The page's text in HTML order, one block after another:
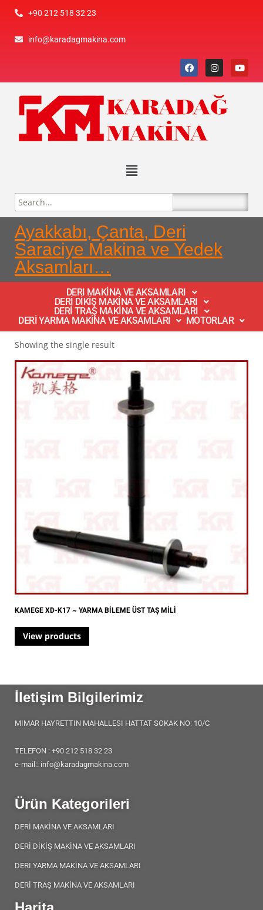
+90 212 518 32 23
info@karadagmakina.com
Ayakkabı, Çanta, Deri
Saraciye Makina ve Yedek
Aksamları…
DERI MAKİNA VE AKSAMLARI
DERİ DİKİŞ MAKİNA VE AKSAMLARI
DERİ TRAŞ MAKİNA VE AKSAMLARI
DERİ YARMA MAKİNA VE AKSAMLARI
MOTORLAR
Showing the single result
KAMEGE XD-K17 ~ YARMA BİLEME ÜST TAŞ MİLİ
View products
İletişim Bilgilerimiz
MIMAR HAYRETTIN MAHALLESI HATTAT SOKAK NO: 10/C
TELEFON : +90 212 518 32 23
e-mail:: info@karadagmakina.com
Ürün Kategorileri
DERİ MAKİNA VE AKSAMLARI
DERİ DİKİŞ MAKİNA VE AKSAMLARI
DERI YARMA MAKİNA VE AKSAMLARI
DERİ TRAŞ MAKİNA VE AKSAMLARI